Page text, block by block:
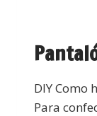
DIY Como
Para